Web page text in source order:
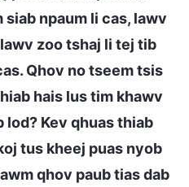
npaum li cas, lawv
zoo tshaj li tej tib
Qhov no tseem tsis
hais lus tim khawv
lod? Kev qhuas thiab
tus kheej puas nyob
qhov paub tias dab